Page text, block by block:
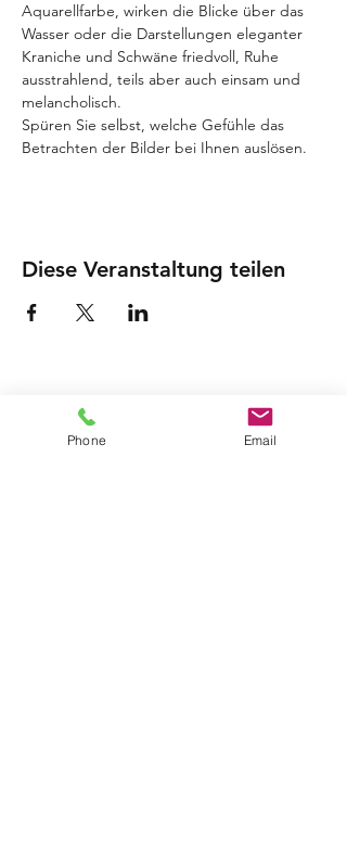
Aquarellfarbe, wirken die Blicke über das
Wasser oder die Darstellungen eleganter
Kraniche und Schwäne friedvoll, Ruhe
ausstrahlend, teils aber auch einsam und
melancholisch.
Spüren Sie selbst, welche Gefühle das
Betrachten der Bilder bei Ihnen auslösen.
Diese Veranstaltung teilen
KONTAKTIEREN SIE UNS
Phone Email